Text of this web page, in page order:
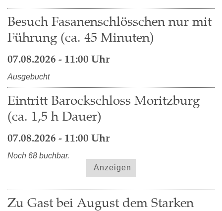
Besuch Fasanenschlösschen nur mit
Führung (ca. 45 Minuten)
07.08.2026 - 11:00 Uhr
Ausgebucht
Eintritt Barockschloss Moritzburg
(ca. 1,5 h Dauer)
07.08.2026 - 11:00 Uhr
Noch 68 buchbar.
Anzeigen
Zu Gast bei August dem Starken